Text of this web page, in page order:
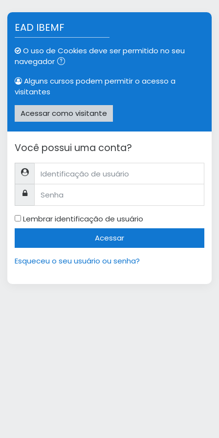
EAD IBEMF
O uso de Cookies deve ser permitido no seu
navegador
Alguns cursos podem permitir o acesso a
visitantes
Acessar como visitante
Você possui uma conta?
Identificação de usuário
Senha
Lembrar identificação de usuário
Acessar
Esqueceu o seu usuário ou senha?